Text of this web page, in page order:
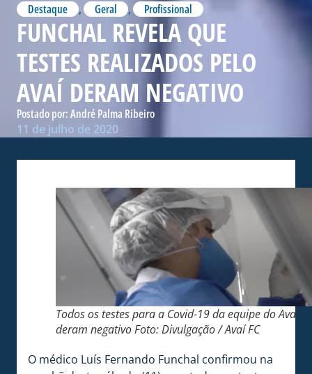
Destaque , Geral , Profissional
FUNCHAL REVELA QUE
TESTES REALIZADOS PELO
AVAÍ DERAM NEGATIVO
Postado por:André Palma Ribeiro
11 de julho de 2020
Todos os testes para a Covid-19 da equipe do Avaí
deram negativo Foto: Divulgação / Avaí FC
O médico Luís Fernando Funchal confirmou na